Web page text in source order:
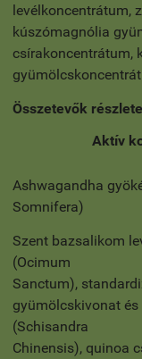
levélkoncentrátum,
kúszómagnólia
csírakoncentrátum,
Összetevők
Aktív
Ashwagandha
Somnifera)
Szent bazsalikom
(Ocimum
Sanctum),
gyümölcskivonat
(Schisandra
Chinensis), quinoa